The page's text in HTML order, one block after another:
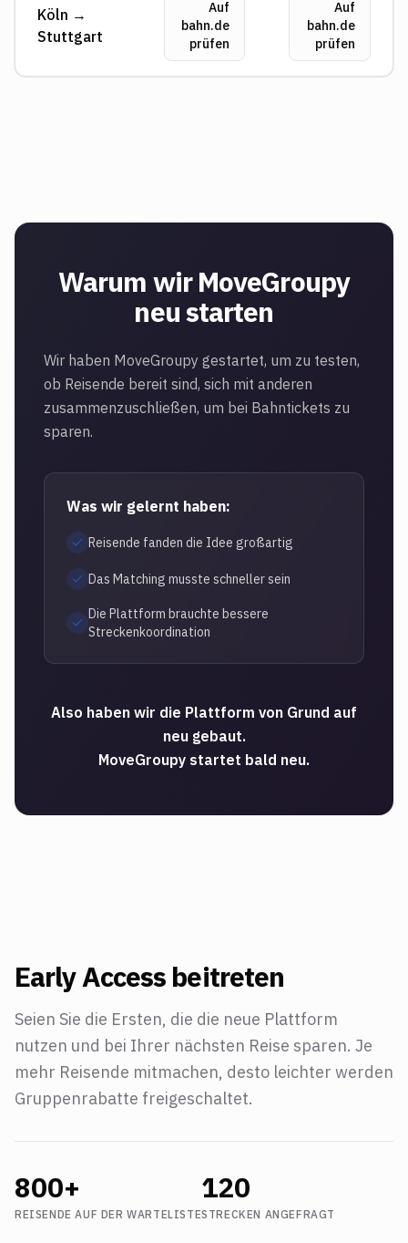
Köln →
Stuttgart
Auf
bahn.de
prüfen
Auf
bahn.de
prüfen
Warum wir MoveGroupy
neu starten
Wir haben MoveGroupy gestartet, um zu testen,
ob Reisende bereit sind, sich mit anderen
zusammenzuschließen, um bei Bahntickets zu
sparen.
Was wir gelernt haben:
Reisende fanden die Idee großartig
Das Matching musste schneller sein
Die Plattform brauchte bessere
Streckenkoordination
Also haben wir die Plattform von Grund auf
neu gebaut.
MoveGroupy startet bald neu.
Early Access beitreten
Seien Sie die Ersten, die die neue Plattform
nutzen und bei Ihrer nächsten Reise sparen. Je
mehr Reisende mitmachen, desto leichter werden
Gruppenrabatte freigeschaltet.
800+
REISENDE AUF DER WARTELISTE
120
STRECKEN ANGEFRAGT